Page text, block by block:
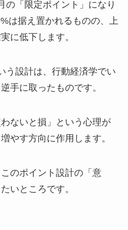
の「限定ポイント」になり
は据え置かれるものの、上
に低下します。
う設計は、行動経済学でい
手に取ったものです。
ないと損」という心理が
やす方向に作用します。
のポイント設計の「意
いところです。